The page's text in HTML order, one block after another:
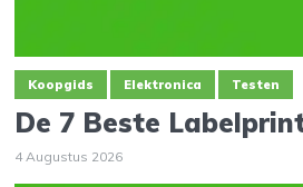
Koopgids Elektronica Testen
De 7 Beste
4 Augustus 2026